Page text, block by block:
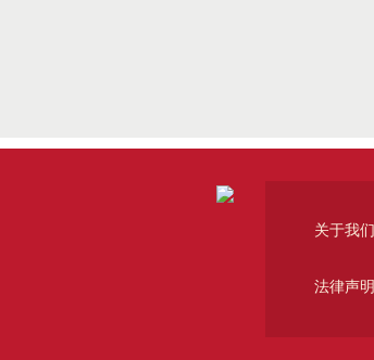
关于我们
法律声明